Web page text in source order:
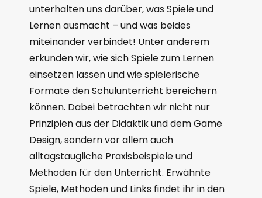
unterhalten uns darüber, was Spiele und
Lernen ausmacht – und was beides
miteinander verbindet! Unter anderem
erkunden wir, wie sich Spiele zum Lernen
einsetzen lassen und wie spielerische
Formate den Schulunterricht bereichern
können. Dabei betrachten wir nicht nur
Prinzipien aus der Didaktik und dem Game
Design, sondern vor allem auch
alltagstaugliche Praxisbeispiele und
Methoden für den Unterricht. Erwähnte
Spiele, Methoden und Links findet ihr in den